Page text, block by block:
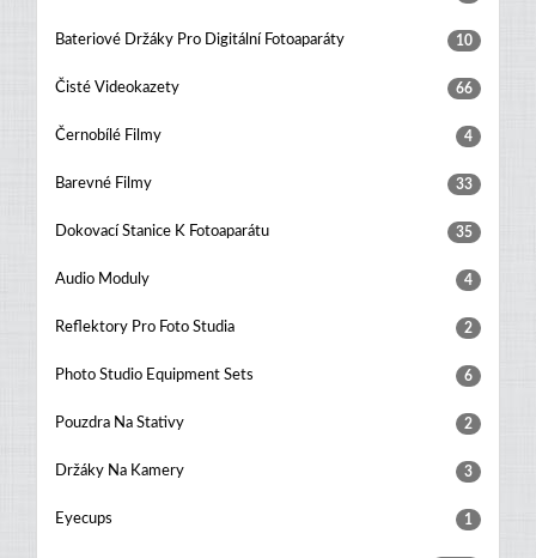
Bateriové Držáky Pro Digitální Fotoaparáty 10
Čisté Videokazety 66
Černobílé Filmy 4
Barevné Filmy 33
Dokovací Stanice K Fotoaparátu 35
Audio Moduly 4
Reflektory Pro Foto Studia 2
Photo Studio Equipment Sets 6
Pouzdra Na Stativy 2
Držáky Na Kamery 3
Eyecups 1